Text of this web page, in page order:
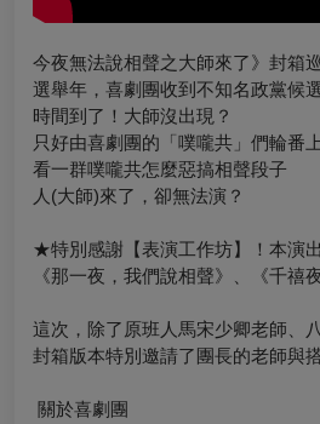
今夜無法說相聲之大師來了》封箱
選舉年，喜劇團收到不知名政黨候
時間到了！大師沒出現？
只好由喜劇團的「噗嚨共」們輪番
看一群噗嚨共怎麼惡搞相聲段子
人(大師)來了，卻無法演？
★特別感謝【表演工作坊】！本演
《那一夜，我們說相聲》、《千禧
這次，除了原班人馬宋少卿老師、
封箱版本特別邀請了團長的老師與
關於喜劇團